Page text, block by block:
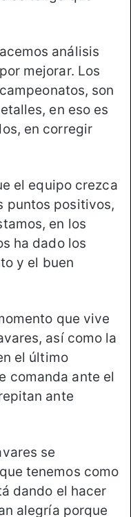
análisis
mejorar. Los
son
en eso es
en corregir
el equipo crezca
puntos positivos,
en los
ha dado los
y el buen
que vive
así como la
el último
comanda ante el
ante
se
tenemos como
dando el hacer
alegría porque